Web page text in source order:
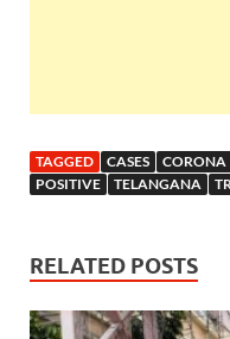
TAGGED CASES CORONA
POSITIVE
TELANGANA
RELATED POSTS